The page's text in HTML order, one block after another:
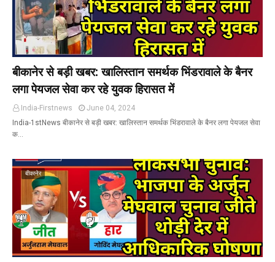
बीकानेर से बड़ी खबर: खालिस्तान समर्थक भिंडरावाले के बैनर
लगा पेयजल सेवा कर रहे युवक हिरासत में
India-Firstnews
June 04, 2024
India-1stNews बीकानेर से बड़ी खबर: खालिस्तान समर्थक भिंडरावाले के बैनर लगा पेयजल सेवा
क…
बीकानेर